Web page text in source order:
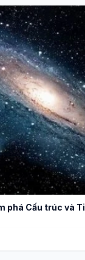
phá Cấu trúc và